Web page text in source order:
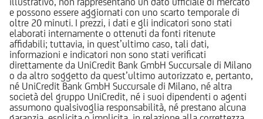
e possono essere aggiornati con uno scarto temporale di
oltre 20 minuti. I prezzi, i dati e gli indicatori sono stati
elaborati internamente o ottenuti da fonti ritenute
affidabili; tuttavia, in quest’ultimo caso, tali dati,
informazioni e indicatori non sono stati verificati
direttamente da UniCredit Bank GmbH Succursale di Milano
o da altro soggetto da quest’ultimo autorizzato e, pertanto,
né UniCredit Bank GmbH Succursale di Milano, né altra
società del gruppo UniCredit, né i suoi dipendenti o agenti
assumono qualsivoglia responsabilità, né prestano alcuna